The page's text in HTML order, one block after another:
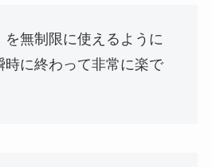
無制限に使えるように
時に終わって非常に楽で